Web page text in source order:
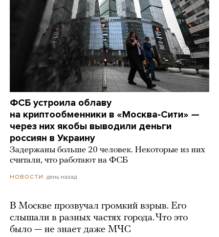
ФСБ устроила облаву
на криптообменники в «Москва-Сити» —
через них якобы выводили деньги
россиян в Украину
Задержаны больше 20 человек. Некоторые из них
считали, что работают на ФСБ
НОВОСТИ день назад
В Москве прозвучал громкий взрыв. Его
слышали в разных частях города. Что это
было — не знает даже МЧС